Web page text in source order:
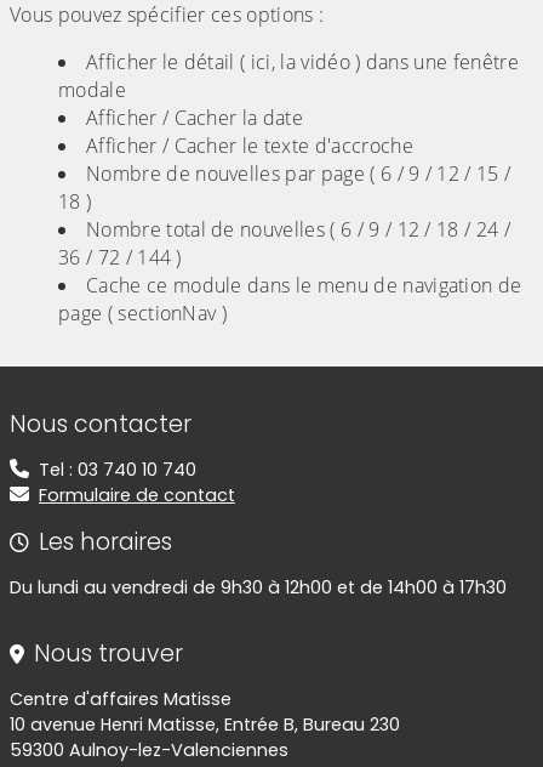
Vous pouvez spécifier ces options :
Afficher le détail ( ici, la vidéo ) dans une fenêtre
modale
Afficher / Cacher la date
Afficher / Cacher le texte d'accroche
Nombre de nouvelles par page ( 6 / 9 / 12 / 15 /
18 )
Nombre total de nouvelles ( 6 / 9 / 12 / 18 / 24 /
36 / 72 / 144 )
Cache ce module dans le menu de navigation de
page ( sectionNav )
Informations de contact
Nous contacter
Tel : 03 740 10 740
Formulaire de contact
Les horaires
Du lundi au vendredi de 9h30 à 12h00 et de 14h00 à 17h30
Nous trouver
Centre d'affaires Matisse
10 avenue Henri Matisse, Entrée B, Bureau 230
59300 Aulnoy-lez-Valenciennes